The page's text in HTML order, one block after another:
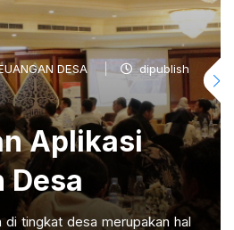
DESA
dipublish
Aplikasi
Desa
di tingkat desa merupakan hal